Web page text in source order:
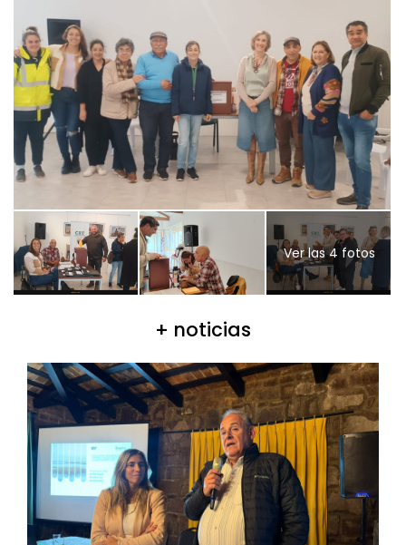
Ver las 4 fotos
+ noticias